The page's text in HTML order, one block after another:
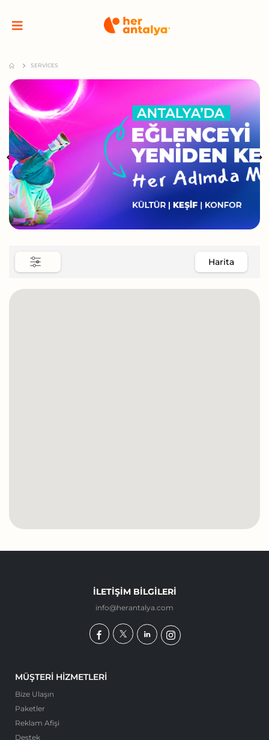
SERVICES
Harita
İLETIŞIM BILGILERI
info@herantalya.com
MÜŞTERI HIZMETLERI
Bize Ulaşın
Paketler
Reklam Afişi
Destek